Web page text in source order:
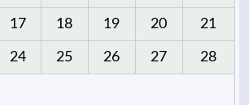
17 18 19 20 21
24 25 26 27 28